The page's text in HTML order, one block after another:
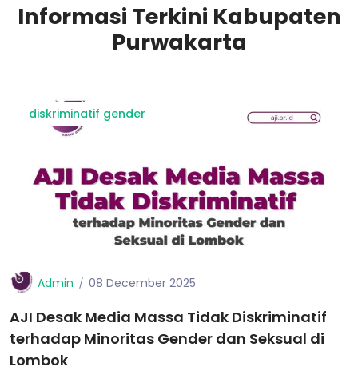
Informasi Terkini Kabupaten
Purwakarta
diskriminatif gender
Admin 08 December 2025
AJI Desak Media Massa Tidak Diskriminatif
terhadap Minoritas Gender dan Seksual di
Lombok